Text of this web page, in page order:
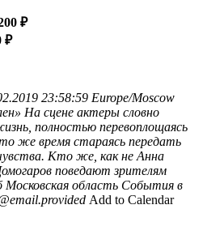
₽
₽
23:58:59 Europe/Moscow
На сцене актеры словно
полностью перевоплощаясь
же время стараясь передать
Кто же, как не Анна
поведают зрителям
Московская область События в
Add to Calendar